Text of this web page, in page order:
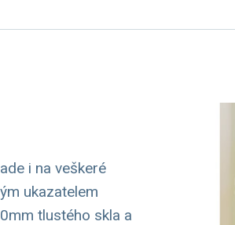
i na veškeré
ukazatelem
tlustého skla a